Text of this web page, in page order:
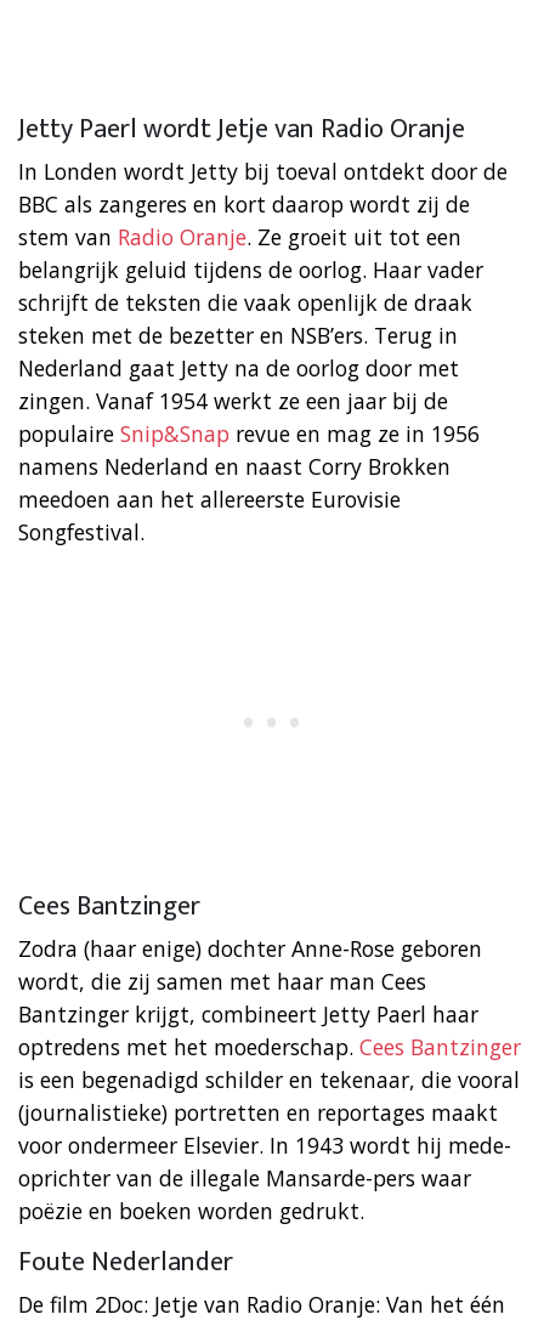
Jetty Paerl wordt Jetje van Radio Oranje
In Londen wordt Jetty bij toeval ontdekt door de
BBC als zangeres en kort daarop wordt zij de
stem van Radio Oranje. Ze groeit uit tot een
belangrijk geluid tijdens de oorlog. Haar vader
schrijft de teksten die vaak openlijk de draak
steken met de bezetter en NSB’ers. Terug in
Nederland gaat Jetty na de oorlog door met
zingen. Vanaf 1954 werkt ze een jaar bij de
populaire Snip&Snap revue en mag ze in 1956
namens Nederland en naast Corry Brokken
meedoen aan het allereerste Eurovisie
Songfestival.
Cees Bantzinger
Zodra (haar enige) dochter Anne-Rose geboren
wordt, die zij samen met haar man Cees
Bantzinger krijgt, combineert Jetty Paerl haar
optredens met het moederschap. Cees Bantzinger
is een begenadigd schilder en tekenaar, die vooral
(journalistieke) portretten en reportages maakt
voor ondermeer Elsevier. In 1943 wordt hij mede-
oprichter van de illegale Mansarde-pers waar
poëzie en boeken worden gedrukt.
Foute Nederlander
De film 2Doc: Jetje van Radio Oranje: Van het één